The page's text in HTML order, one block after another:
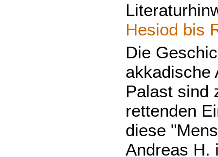
Hesiod bis
Die
akkadische
Palast sind
rettenden
diese
Andreas H.